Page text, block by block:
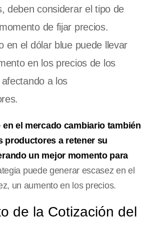
deben considerar el tipo de
de fijar precios.
en el dólar blue puede llevar
en los precios de los
a los
el mercado cambiario también
productores a retener su
un mejor momento para
puede generar escasez en el
un aumento en los precios.
de la Cotización del